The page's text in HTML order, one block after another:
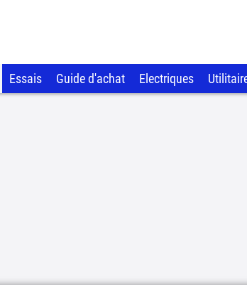
Essais Guide d'achat Electriques